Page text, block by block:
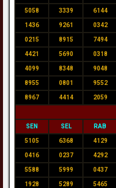
5058 3339 6144
1436 9261 0342
0215 8915 7494
4421 5690 0318
4099 8348 9048
8955 0801 9552
8967 4414 2059
SEN SEL RAB
5105 6368 4129
0416 0237 4292
5588 5999 0437
1928 5289 5465